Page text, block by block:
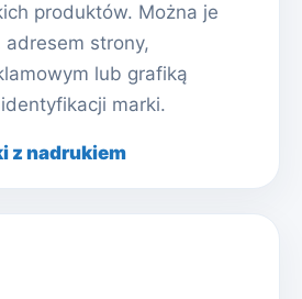
produktów. Można je
strony,
lub grafiką
marki.
z nadrukiem